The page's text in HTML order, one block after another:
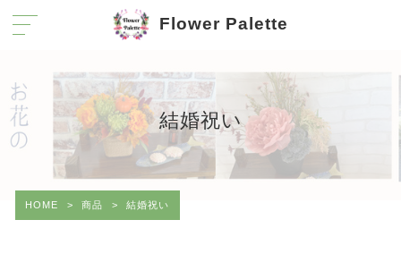
Flower Palette
結婚祝い
HOME > 商品 > 結婚祝い